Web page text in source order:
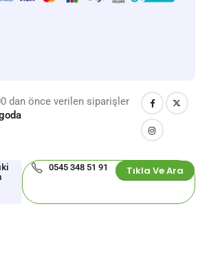
dan önce verilen siparişler
0545 348 51 91 Tıkla Ve Ara